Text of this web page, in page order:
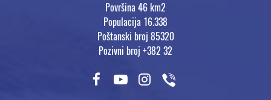
Površina 46 km2
Populacija 16.338
Poštanski broj 85320
Pozivni broj +382 32